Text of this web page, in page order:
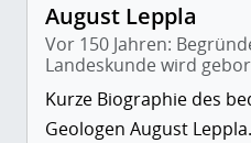
August Leppla
Vor 150 Jahren:
Landeskunde wird
Kurze Biographie des
Geologen August Leppla.